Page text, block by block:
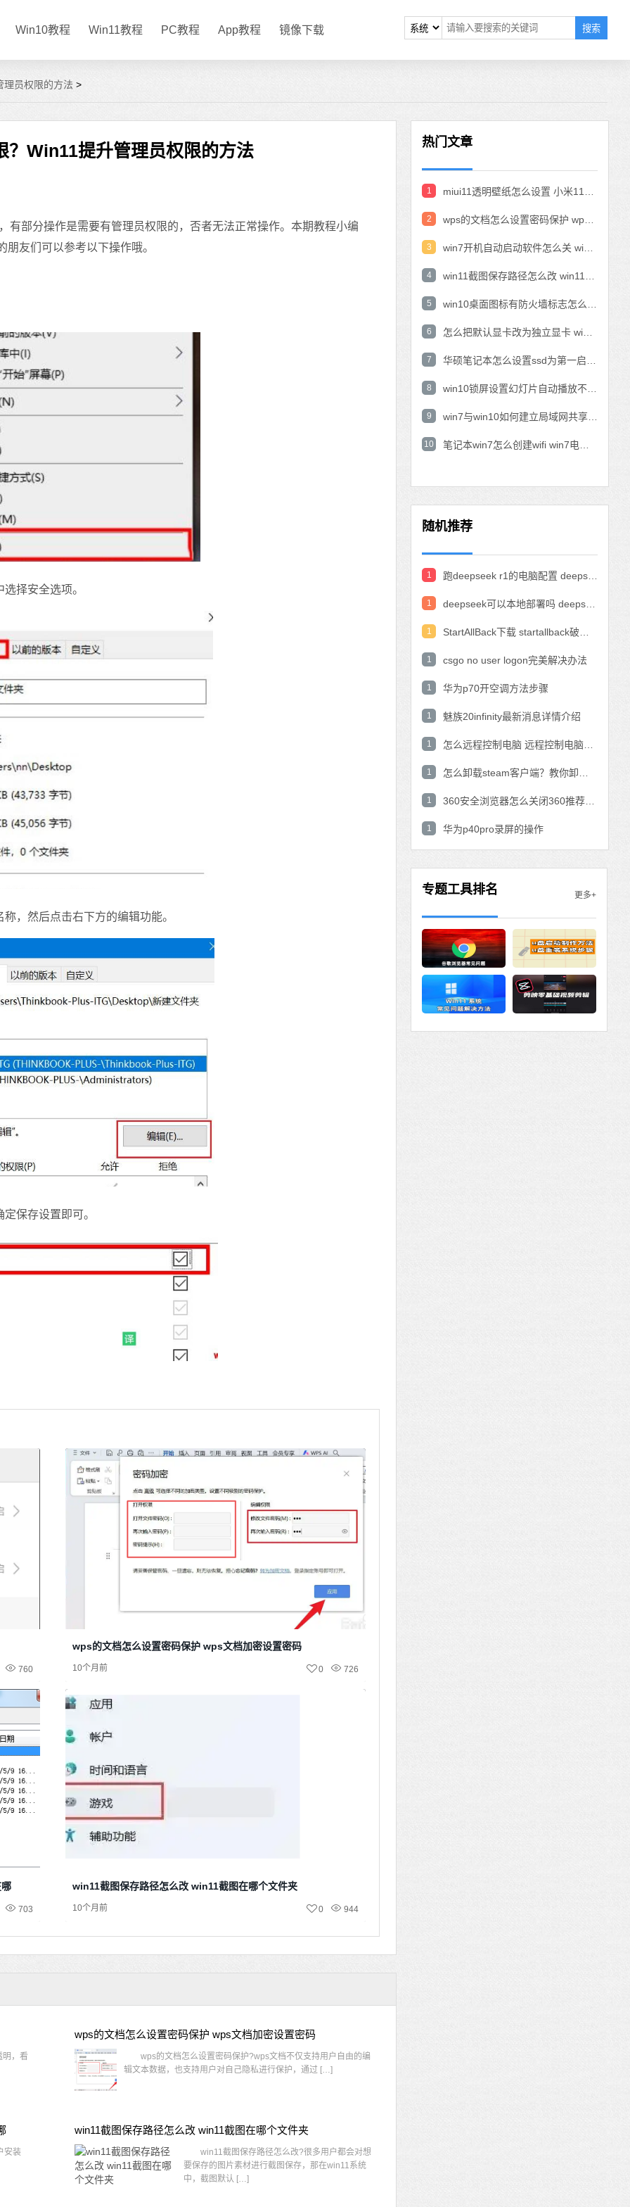
Win10教程 Win11教程 PC教程 App教程 镜像下载 搜索
理员权限的方法 >
？Win11提升管理员权限的方法
分操作是需要有管理员权限的，否者无法正常操作。本期教程小编
友们可以参考以下操作哦。
择安全选项。
然后点击右下方的编辑功能。
保存设置即可。
760
wps的文档怎么设置密码保护 wps文档加密设置密码
10个月前 726
0
703
win11截图保存路径怎么改 win11截图在哪个文件夹
10个月前 944
0
，看
wps的文档怎么设置密码保护 wps文档加密设置密码
wps的文档怎么设置密码保护?wps文档不仅支持用户自由的编
辑文本数据，也支持用户对自己隐私进行保护，通过 […]
安装
win11截图保存路径怎么改 win11截图在哪个文件夹
win11截图保存路径怎么改?很多用户都会对想
要保存的图片素材进行截图保存，那在win11系统
中，截图默认 […]
热门文章
1
2
3
4
5
6
7
8
9
10
随机推荐
1
1
1
1 csgo no user logon完美解决办法
1 华为p70开空调方法步骤
1 魅族20infinity最新消息详情介绍
1
1
1
1 华为p40pro录屏的操作
专题工具排名 更多+